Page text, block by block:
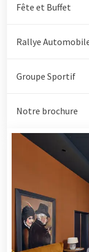
Fête et Buffet
Rallye
Groupe Sportif
Notre brochure